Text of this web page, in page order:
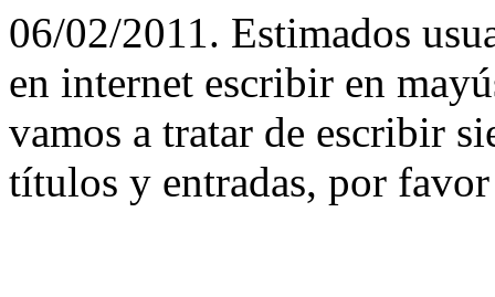
06/02/2011. Estimados
en internet escribir en
vamos a tratar de escribir
títulos y entradas, por